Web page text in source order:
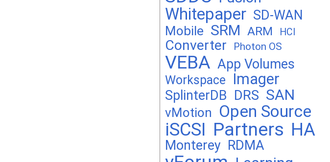
Whitepaper SD-WAN
Mobile SRM ARM HCI
Converter Photon OS
VEBA App Volumes
Workspace Imager
SplinterDB DRS SAN
vMotion Open Source
iSCSI Partners HA
Monterey RDMA